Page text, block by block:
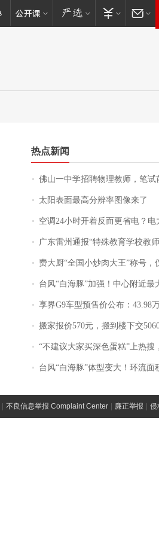
热点新闻
佛山一中学招聘物理教师，笔试前13名均遭淘汰？教育局：已叫停招聘，
太阳表面最高分辨率图像来了
空调24小时开着反而更省电？电
广东雷州通报“特殊教育学校教师招聘存在违规行为”：已启动问
费大厨“全国小炒肉大王”称号，仅凭视频评出？中
台风“白海豚”加强！中心附近最大风力已达15
享界G9车型预售价公布：43.98
搬家报价570元，搬到楼下交5060元才肯搬上楼
“不建议大家买深色蛋糕”上热搜，网友
台风“白海豚”体型变大！环流面积接近13
不良信息举报 Complaint Center 廉正举报 侵